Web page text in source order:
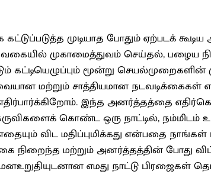
முடியாத போதும் ஏற்படக்
முகாமைத்துவம் செய்தல், பழைய
கட்டியெழுப்பும் மூன்று செயல்முறைகளின்
மற்றும் சாத்தியமான நடவடிக்கைகள்
இந்த அனர்த்தத்தை
கொண்ட ஒரு நாட்டில், நம்மிடம்
விட மதிப்புமிக்கது என்பதை
நிறைந்த மற்றும் அனர்த்தத்தின் போது
எமது நாட்டு பிரஜைகள்